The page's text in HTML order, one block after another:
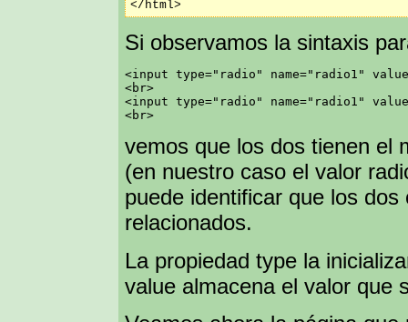
Si observamos la sintaxis
<input type="radio" name="radio1"
<br>
<input type="radio" name="radio1"
vemos que los dos tienen el
(en nuestro caso el valor
puede identificar que los
relacionados.
La propiedad type la
value almacena el valor que